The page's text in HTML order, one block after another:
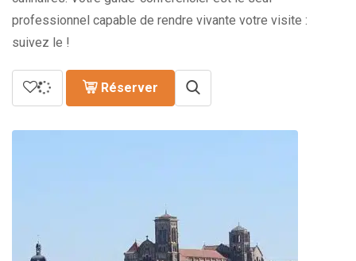
professionnel capable de rendre vivante votre visite :
suivez le !
Réserver